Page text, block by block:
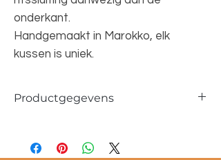
onderkant.
Handgemaakt in Marokko, elk
kussen is uniek.
Productgegevens